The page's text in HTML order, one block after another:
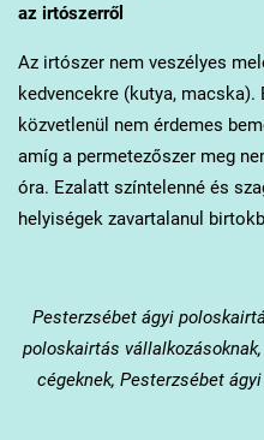
az irtószerről
Az irtószer nem veszélyes
kedvencekre (kutya,
közvetlenül nem érdemes
amíg a permetezőszer meg
óra. Ezalatt színtelenné és
helyiségek zavartalanul
Pesterzsébet ágyi
poloskairtás
cégeknek, Pesterzsébet